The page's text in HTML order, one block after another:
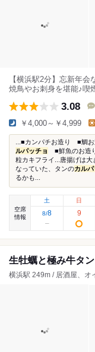
【横浜駅2分】忘新年
焼鳥やお刺身を堪能♪喫
3.08
￥4,000～￥4,999
...■カンパチお造り ■鯛
ルパッチョ
■鮮魚のお造
粒カキフライ...唐揚げは
なっていた、タンのカルパ
るかも...
空席
情報
土
8/8
日
9
生牡蠣と極み牛タ
横浜駅 249m / 居酒屋、オ